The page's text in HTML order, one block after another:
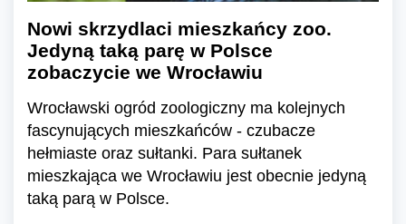
Nowi skrzydlaci mieszkańcy zoo.
Jedyną taką parę w Polsce
zobaczycie we Wrocławiu
Wrocławski ogród zoologiczny ma kolejnych
fascynujących mieszkańców - czubacze
hełmiaste oraz sułtanki. Para sułtanek
mieszkająca we Wrocławiu jest obecnie jedyną
taką parą w Polsce.